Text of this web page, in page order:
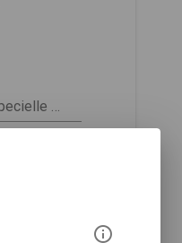
Modtagernavn* - specielle tegn godtages ikke